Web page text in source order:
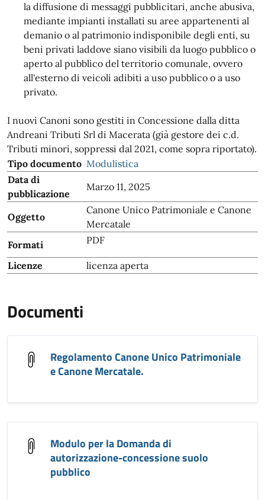
la diffusione di messaggi pubblicitari, anche abusiva,
mediante impianti installati su aree appartenenti al
demanio o al patrimonio indisponibile degli enti, su
beni privati laddove siano visibili da luogo pubblico o
aperto al pubblico del territorio comunale, ovvero
all'esterno di veicoli adibiti a uso pubblico o a uso
privato.
I nuovi Canoni sono gestiti in Concessione dalla ditta
Andreani Tributi Srl di Macerata (già gestore dei c.d.
Tributi minori, soppressi dal 2021, come sopra riportato).
Tipo documento Modulistica
Data di
pubblicazione
Marzo 11, 2025
Oggetto
Canone Unico Patrimoniale e Canone
Mercatale
Formati
PDF
Licenze licenza aperta
Documenti
Regolamento Canone Unico Patrimoniale
e Canone Mercatale.
Modulo per la Domanda di
autorizzazione-concessione suolo
pubblico